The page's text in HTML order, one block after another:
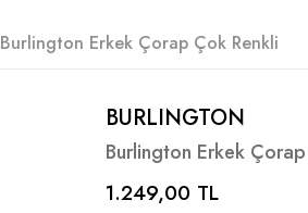
Burlington Erkek Çorap Çok Renkli
BURLINGTON
Burlington Erkek
1.249,00 TL